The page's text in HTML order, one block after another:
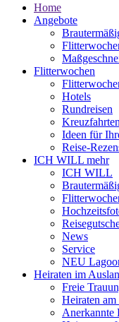
Home
Angebote
Flitterwochen
Hotels
Rundreisen
Kreuzfahrten
Ideen für
Reise-
ICH WILL mehr
ICH WILL
News
Service
NEU
Heiraten im
Freie
Heiraten am
Anerkannte